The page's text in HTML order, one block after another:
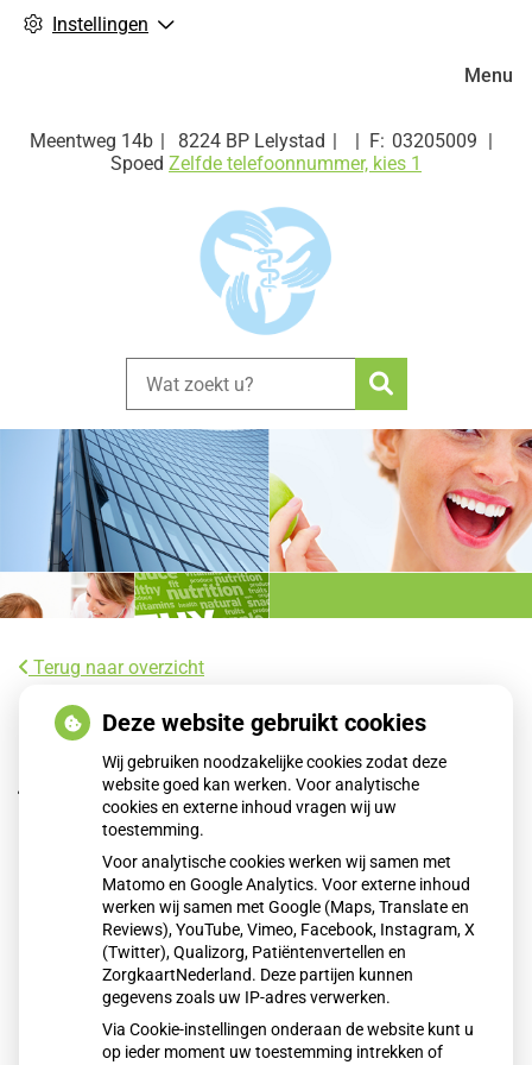
Instellingen
Meentweg 14b 8224 BP Lelystad
03205009
Spoed Zelfde telefoonnummer, kies 1
Zoeken
Menu
Terug naar overzicht
Veel kinderen met slecht oogzicht
hebben geen bril, kapotte bril of niet de
juiste sterkte
Uit onderzoek van het Jeugdeducatiefonds blijkt dat 32
procent van de kinderen met slecht zicht geen goede bril
heeft. Naar schatting gaan 135.000 leerlingen zonder
passende bril naar school, vaak door geldgebrek. Slecht
zicht leidt tot leerproblemen en hoofdpijn.
Lees het hele artikel op: Nationale zorggids
Deze website gebruikt cookies
Wij gebruiken noodzakelijke cookies zodat deze
website goed kan werken. Voor analytische
cookies en externe inhoud vragen wij uw
toestemming.
Voor analytische cookies werken wij samen met
Matomo en Google Analytics. Voor externe inhoud
werken wij samen met Google (Maps, Translate en
Reviews), YouTube, Vimeo, Facebook, Instagram, X
(Twitter), Qualizorg, Patiëntenvertellen en
ZorgkaartNederland. Deze partijen kunnen
gegevens zoals uw IP-adres verwerken.
Via Cookie-instellingen onderaan de website kunt u
op ieder moment uw toestemming intrekken of